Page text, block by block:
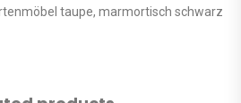
taupe, marmortisch schwarz